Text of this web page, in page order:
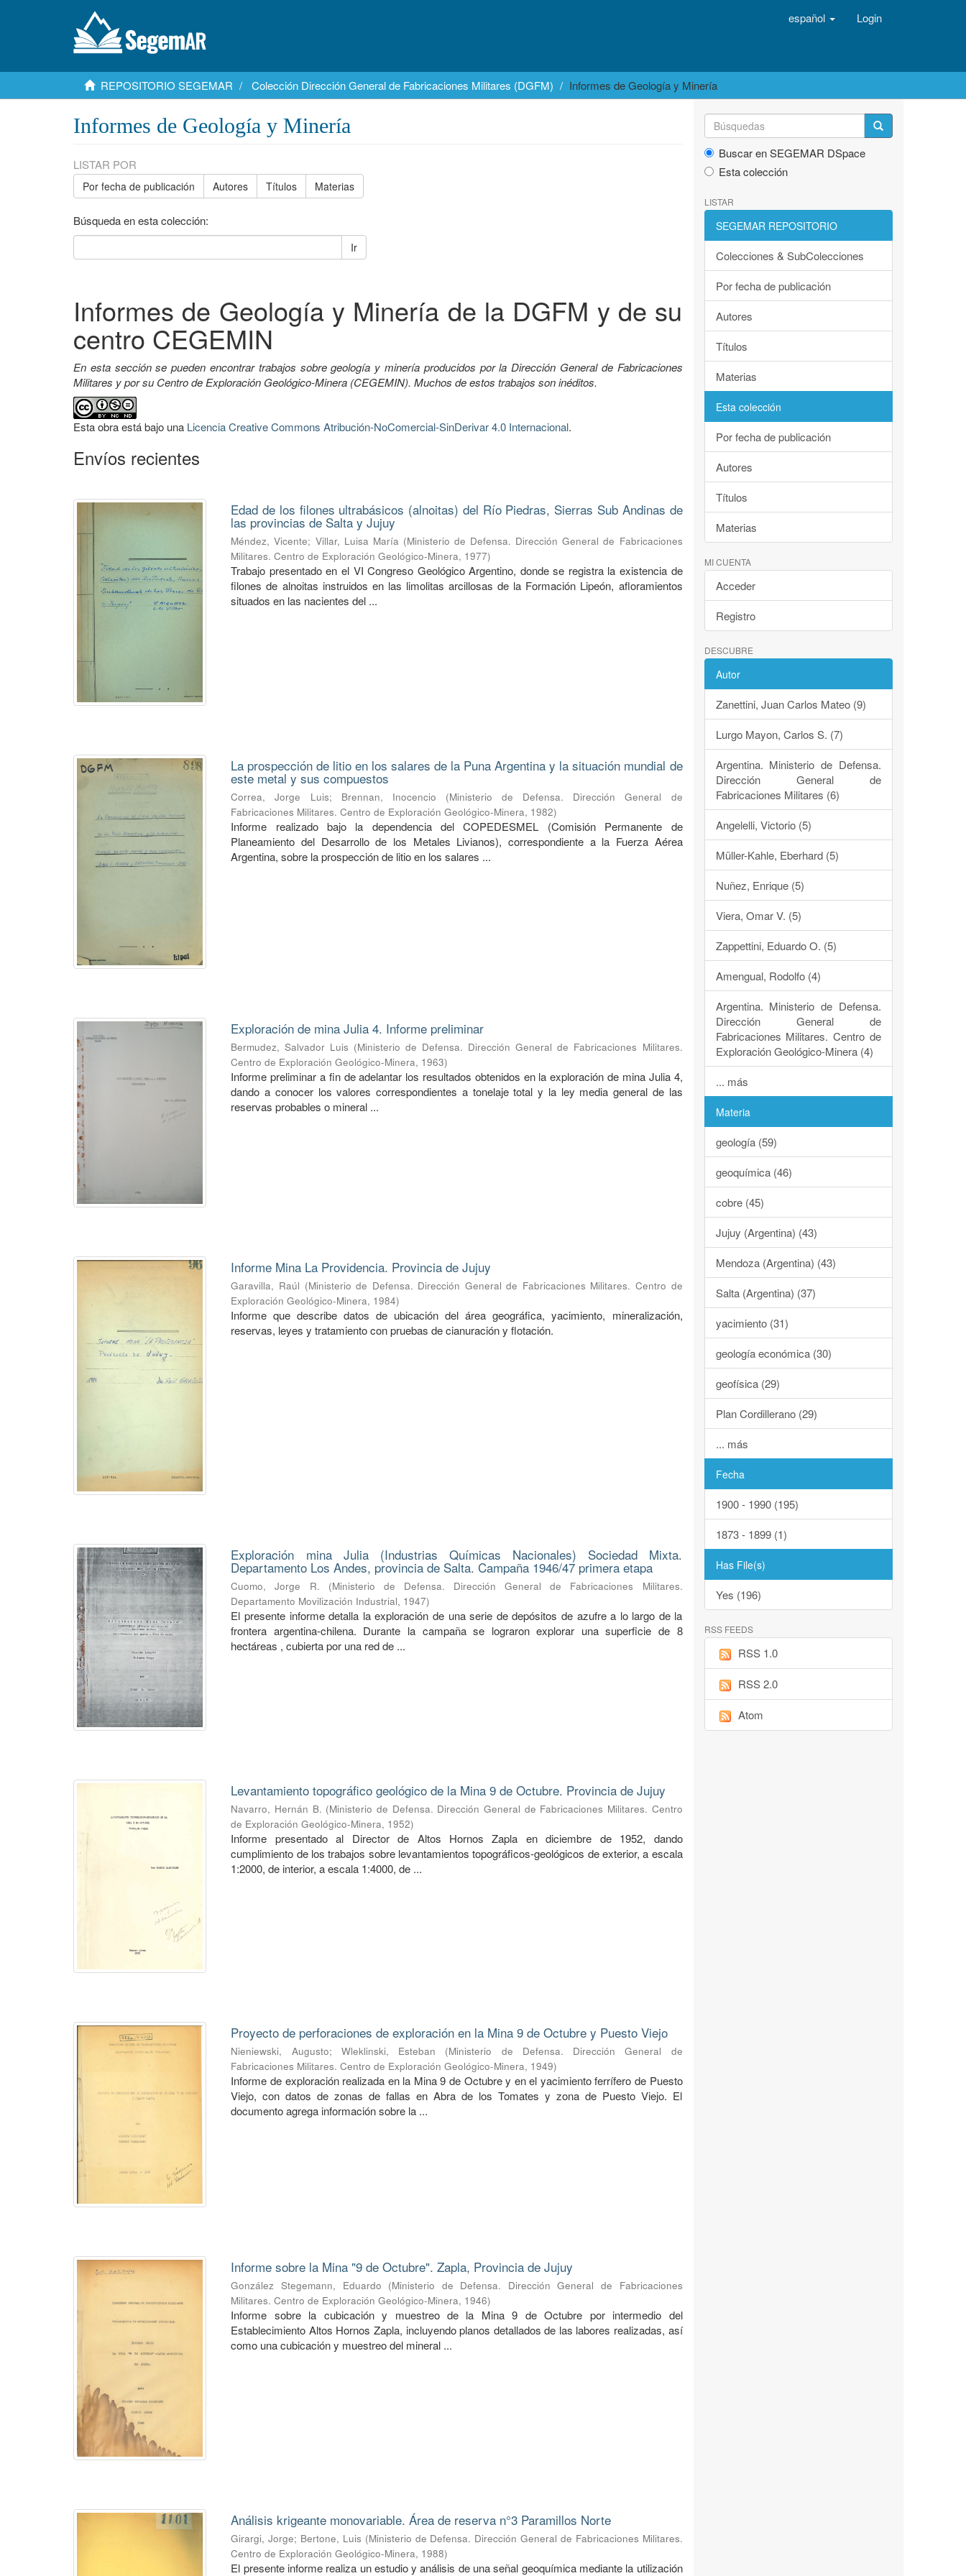
español Login
REPOSITORIO SEGEMAR Colección Dirección General de Fabricaciones Militares (DGFM) Informes de Geología y Minería
Informes de Geología y Minería
LISTAR POR
Por fecha de publicación Autores Títulos Materias
Búsqueda en esta colección:
Ir
Informes de Geología y Minería de la DGFM y de su
centro CEGEMIN
En esta sección se pueden encontrar trabajos sobre geología y minería producidos por la Dirección General de Fabricaciones
Militares y por su Centro de Exploración Geológico-Minera (CEGEMIN). Muchos de estos trabajos son inéditos.
Esta obra está bajo una Licencia Creative Commons Atribución-NoComercial-SinDerivar 4.0 Internacional.
Envíos recientes
Edad de los filones ultrabásicos (alnoitas) del Río Piedras, Sierras Sub Andinas de
las provincias de Salta y Jujuy
Méndez, Vicente; Villar, Luisa María (Ministerio de Defensa. Dirección General de Fabricaciones
Militares. Centro de Exploración Geológico-Minera, 1977)
Trabajo presentado en el VI Congreso Geológico Argentino, donde se registra la existencia de
filones de alnoitas instruidos en las limolitas arcillosas de la Formación Lipeón, afloramientos
situados en las nacientes del ...
La prospección de litio en los salares de la Puna Argentina y la situación mundial de
este metal y sus compuestos
Correa, Jorge Luis; Brennan, Inocencio (Ministerio de Defensa. Dirección General de
Fabricaciones Militares. Centro de Exploración Geológico-Minera, 1982)
Informe realizado bajo la dependencia del COPEDESMEL (Comisión Permanente de
Planeamiento del Desarrollo de los Metales Livianos), correspondiente a la Fuerza Aérea
Argentina, sobre la prospección de litio en los salares ...
Exploración de mina Julia 4. Informe preliminar
Bermudez, Salvador Luis (Ministerio de Defensa. Dirección General de Fabricaciones Militares.
Centro de Exploración Geológico-Minera, 1963)
Informe preliminar a fin de adelantar los resultados obtenidos en la exploración de mina Julia 4,
dando a conocer los valores correspondientes a tonelaje total y la ley media general de las
reservas probables o mineral ...
Informe Mina La Providencia. Provincia de Jujuy
Garavilla, Raúl (Ministerio de Defensa. Dirección General de Fabricaciones Militares. Centro de
Exploración Geológico-Minera, 1984)
Informe que describe datos de ubicación del área geográfica, yacimiento, mineralización,
reservas, leyes y tratamiento con pruebas de cianuración y flotación.
Exploración mina Julia (Industrias Químicas Nacionales) Sociedad Mixta.
Departamento Los Andes, provincia de Salta. Campaña 1946/47 primera etapa
Cuomo, Jorge R. (Ministerio de Defensa. Dirección General de Fabricaciones Militares.
Departamento Movilización Industrial, 1947)
El presente informe detalla la exploración de una serie de depósitos de azufre a lo largo de la
frontera argentina-chilena. Durante la campaña se lograron explorar una superficie de 8
hectáreas , cubierta por una red de ...
Levantamiento topográfico geológico de la Mina 9 de Octubre. Provincia de Jujuy
Navarro, Hernán B. (Ministerio de Defensa. Dirección General de Fabricaciones Militares. Centro
de Exploración Geológico-Minera, 1952)
Informe presentado al Director de Altos Hornos Zapla en diciembre de 1952, dando
cumplimiento de los trabajos sobre levantamientos topográficos-geológicos de exterior, a escala
1:2000, de interior, a escala 1:4000, de ...
Proyecto de perforaciones de exploración en la Mina 9 de Octubre y Puesto Viejo
Nieniewski, Augusto; Wleklinski, Esteban (Ministerio de Defensa. Dirección General de
Fabricaciones Militares. Centro de Exploración Geológico-Minera, 1949)
Informe de exploración realizada en la Mina 9 de Octubre y en el yacimiento ferrífero de Puesto
Viejo, con datos de zonas de fallas en Abra de los Tomates y zona de Puesto Viejo. El
documento agrega información sobre la ...
Informe sobre la Mina "9 de Octubre". Zapla, Provincia de Jujuy
González Stegemann, Eduardo (Ministerio de Defensa. Dirección General de Fabricaciones
Militares. Centro de Exploración Geológico-Minera, 1946)
Informe sobre la cubicación y muestreo de la Mina 9 de Octubre por intermedio del
Establecimiento Altos Hornos Zapla, incluyendo planos detallados de las labores realizadas, así
como una cubicación y muestreo del mineral ...
Análisis krigeante monovariable. Área de reserva n°3 Paramillos Norte
Girargi, Jorge; Bertone, Luis (Ministerio de Defensa. Dirección General de Fabricaciones Militares.
Centro de Exploración Geológico-Minera, 1988)
El presente informe realiza un estudio y análisis de una señal geoquímica mediante la utilización
Buscar en SEGEMAR DSpace
Esta colección
LISTAR
SEGEMAR REPOSITORIO
Colecciones & SubColecciones
Por fecha de publicación
Autores
Títulos
Materias
Esta colección
Por fecha de publicación
Autores
Títulos
Materias
MI CUENTA
Acceder
Registro
DESCUBRE
Autor
Zanettini, Juan Carlos Mateo (9)
Lurgo Mayon, Carlos S. (7)
Argentina. Ministerio de Defensa.
Dirección General de
Fabricaciones Militares (6)
Angelelli, Victorio (5)
Müller-Kahle, Eberhard (5)
Nuñez, Enrique (5)
Viera, Omar V. (5)
Zappettini, Eduardo O. (5)
Amengual, Rodolfo (4)
Argentina. Ministerio de Defensa.
Dirección General de
Fabricaciones Militares. Centro de
Exploración Geológico-Minera (4)
... más
Materia
geología (59)
geoquímica (46)
cobre (45)
Jujuy (Argentina) (43)
Mendoza (Argentina) (43)
Salta (Argentina) (37)
yacimiento (31)
geología económica (30)
geofísica (29)
Plan Cordillerano (29)
... más
Fecha
1900 - 1990 (195)
1873 - 1899 (1)
Has File(s)
Yes (196)
RSS FEEDS
RSS 1.0
RSS 2.0
Atom